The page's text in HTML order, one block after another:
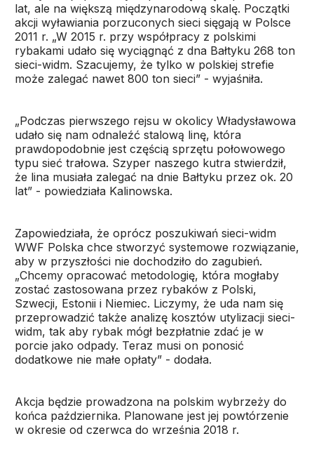
lat, ale na większą międzynarodową skalę. Początki
akcji wyławiania porzuconych sieci sięgają w Polsce
2011 r. „W 2015 r. przy współpracy z polskimi
rybakami udało się wyciągnąć z dna Bałtyku 268 ton
sieci-widm. Szacujemy, że tylko w polskiej strefie
może zalegać nawet 800 ton sieci” - wyjaśniła.
„Podczas pierwszego rejsu w okolicy Władysławowa
udało się nam odnaleźć stalową linę, która
prawdopodobnie jest częścią sprzętu połowowego
typu sieć trałowa. Szyper naszego kutra stwierdził,
że lina musiała zalegać na dnie Bałtyku przez ok. 20
lat” - powiedziała Kalinowska.
Zapowiedziała, że oprócz poszukiwań sieci-widm
WWF Polska chce stworzyć systemowe rozwiązanie,
aby w przyszłości nie dochodziło do zagubień.
„Chcemy opracować metodologię, która mogłaby
zostać zastosowana przez rybaków z Polski,
Szwecji, Estonii i Niemiec. Liczymy, że uda nam się
przeprowadzić także analizę kosztów utylizacji sieci-
widm, tak aby rybak mógł bezpłatnie zdać je w
porcie jako odpady. Teraz musi on ponosić
dodatkowe nie małe opłaty” - dodała.
Akcja będzie prowadzona na polskim wybrzeży do
końca października. Planowane jest jej powtórzenie
w okresie od czerwca do września 2018 r.